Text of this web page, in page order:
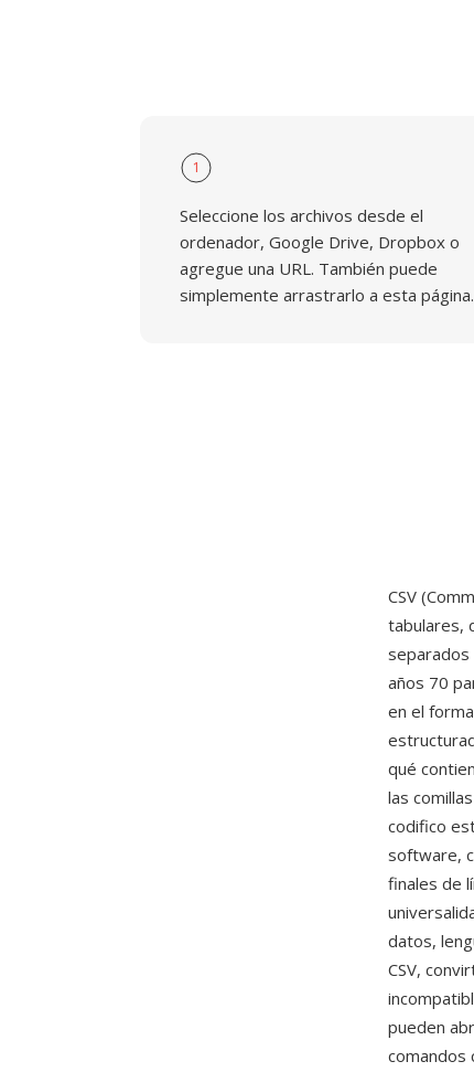
1
Seleccione los archivos desde el
ordenador, Google Drive, Dropbox o
agregue una URL. También puede
simplemente arrastrarlo a esta
CSV
tabulares,
separados
años 70
en el
qué
las
codifico
software,
finales de
datos,
CSV,
pueden
comandos